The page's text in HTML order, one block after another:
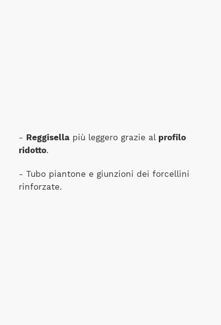
- Reggisellapiù leggero grazie al profilo
ridotto.
- Tubo piantone e giunzioni dei forcellini
rinforzate.